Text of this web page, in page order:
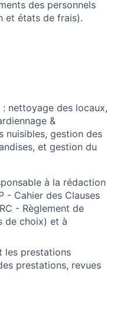
des personnels
et états de frais).
nettoyage des locaux,
&
nuisibles, gestion des
et gestion du
à la rédaction
- Cahier des Clauses
- Règlement de
de choix) et à
les prestations
prestations, revues